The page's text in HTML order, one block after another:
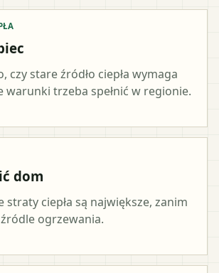
czy stare źródło ciepła wymaga
warunki trzeba spełnić w regionie.
dom
straty ciepła są największe, zanim
ogrzewania.